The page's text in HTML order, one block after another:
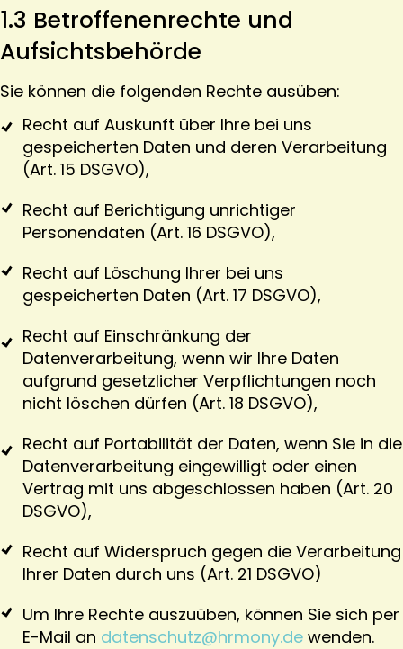
1.3 Betroffenenrechte und
Aufsichtsbehörde
Sie können die folgenden Rechte ausüben:
Recht auf Auskunft über Ihre bei uns
gespeicherten Daten und deren Verarbeitung
(Art. 15 DSGVO),
Recht auf Berichtigung unrichtiger
Personendaten (Art. 16 DSGVO),
Recht auf Löschung Ihrer bei uns
gespeicherten Daten (Art. 17 DSGVO),
Recht auf Einschränkung der
Datenverarbeitung, wenn wir Ihre Daten
aufgrund gesetzlicher Verpflichtungen noch
nicht löschen dürfen (Art. 18 DSGVO),
Recht auf Portabilität der Daten, wenn Sie in die
Datenverarbeitung eingewilligt oder einen
Vertrag mit uns abgeschlossen haben (Art. 20
DSGVO),
Recht auf Widerspruch gegen die Verarbeitung
Ihrer Daten durch uns (Art. 21 DSGVO)
Um Ihre Rechte auszuüben, können Sie sich per
E-Mail an datenschutz@hrmony.de wenden.